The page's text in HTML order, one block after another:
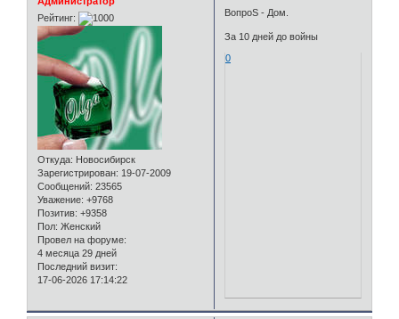
Рейтинг:
Откуда: Новосибирск
Зарегистрирован: 19-07-2009
Сообщений: 23565
Уважение: +9768
Позитив: +9358
Пол: Женский
Провел на форуме:
4 месяца 29 дней
Последний визит:
17-06-2026 17:14:22
ВопроS - Дом.
За 10 дней до войны
0